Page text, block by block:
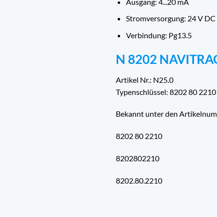
Stromversorgung: 24 V DC
Verbindung: Pg13.5
N 8202
Artikel Nr.: N25.0
Typenschlüssel: 8202 80 2210
Bekannt unter den
8202 80 2210
8202802210
8202.80.2210